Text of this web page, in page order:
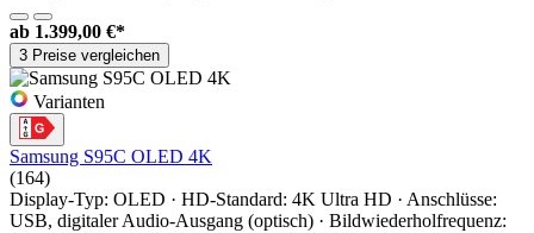
ab 1.399,00 €*
3 Preise vergleichen
Varianten
Samsung S95C OLED 4K
(164)
Display-Typ: OLED · HD-Standard: 4K Ultra HD · Anschlüsse:
USB, digitaler Audio-Ausgang (optisch) · Bildwiederholfrequenz: